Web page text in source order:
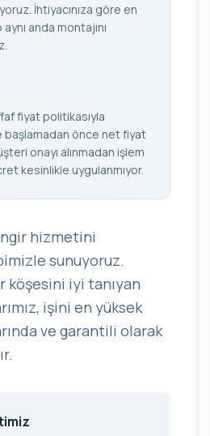
İhtiyacınıza göre en
anda montajını
fiyat politikasıyla
başlamadan önce net fiyat
onayı alınmadan işlem
kesinlikle uygulanmıyor.
hizmetini
sunuyoruz.
köşesini iyi tanıyan
işini en yüksek
ve garantili olarak